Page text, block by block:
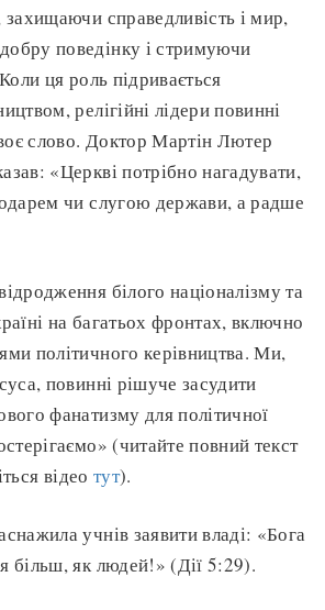
захищаючи справедливість і мир,
поведінку і стримуючи
ця роль підривається
релігійні лідери повинні
слово. Доктор Мартін Лютер
«Церкві потрібно нагадувати,
чи слугою держави, а радше
білого націоналізму та
на багатьох фронтах, включно
політичного керівництва. Ми,
повинні рішуче засудити
фанатизму для політичної
(читайте повний текст
відео тут).
учнів заявити владі: «Бога
більш, як людей!» (Дії 5:29).